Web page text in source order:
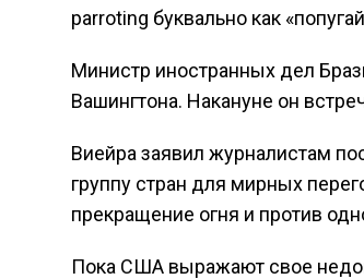
parroting буквально как
Министр иностранных дел
Вашингтона. Накануне он
Виейра заявил журналистам
группу стран для мирных
прекращение огня и против
Пока США выражают свое